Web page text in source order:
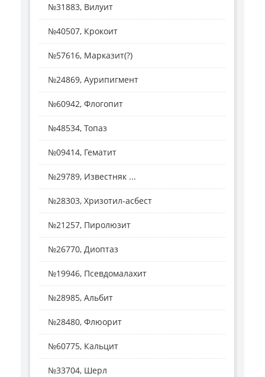
№31883, Вилуит
№40507, Крокоит
№57616, Марказит(?)
№24869, Аурипигмент
№60942, Флогопит
№48534, Топаз
№09414, Гематит
№29789, Известняк ...
№28303, Хризотил-асбест
№21257, Пиролюзит
№26770, Диоптаз
№19946, Псевдомалахит
№28985, Альбит
№28480, Флюорит
№60775, Кальцит
№33704, Шерл